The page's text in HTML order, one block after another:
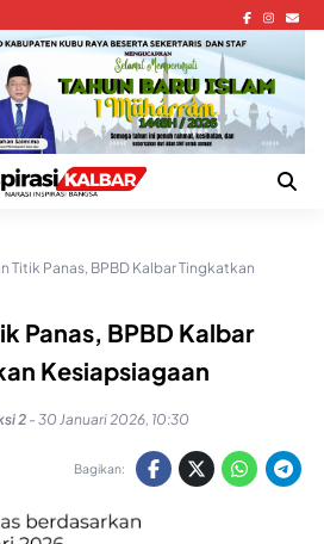
Titik Panas, BPBD Kalbar Tingkatkan
Panas, BPBD Kalbar
Kesiapsiagaan
2 - 30 Januari 2026, 10:30
Bagikan: